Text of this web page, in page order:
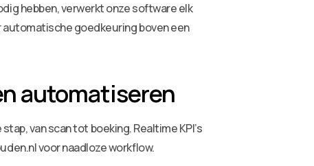
hebben, verwerkt onze software elk
goedkeuring boven een
automatiseren
van scan tot boeking. Realtime KPI’s
voor naadloze workflow.